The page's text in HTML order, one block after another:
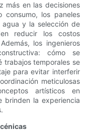
más en las decisiones
consumo, los paneles
agua y la selección de
reducir los costos
los ingenieros
cómo se
trabajos temporales se
para evitar interferir
meticulosas
artísticos en
brinden la experiencia